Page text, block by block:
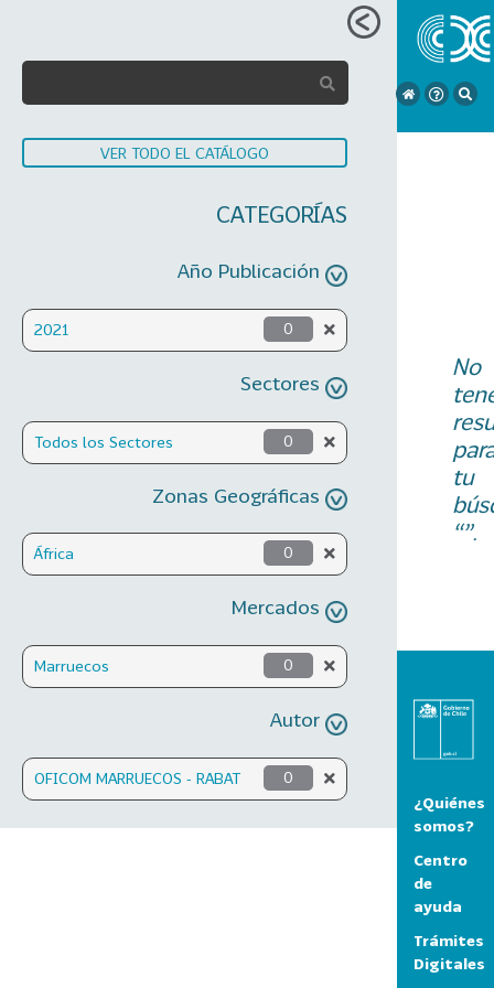
VER TODO EL CATÁLOGO
CATEGORÍAS
Año Publicación
2021 0
Sectores
Todos los Sectores 0
Zonas Geográficas
África 0
Mercados
Marruecos 0
Autor
OFICOM MARRUECOS - RABAT 0
No
tu
“”.
¿Quiénes
somos?
Centro
de
ayuda
Trámites
Digitales